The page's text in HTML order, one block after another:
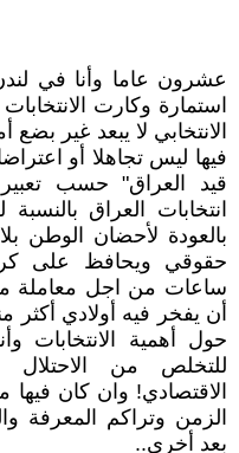
عشرون عاما وأنا في
استمارة وكارت
الانتخابي لا يبعد غير
فيها ليس تجاهلا أو
قيد العراق" حسب
انتخابات العراق
بالعودة لأحضان الوطن
حقوقي ويحافظ على
ساعات من اجل معاملة
أن يفخر فيه أولادي أكثر
حول أهمية الانتخابات
للتخلص من الاحتلال
الاقتصادي! وان كان
الزمن وتراكم المعرفة
بعد أخرى..